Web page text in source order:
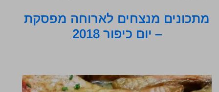
מתכונים מנצחים לארוחה מפסקת
– יום כיפור 2018